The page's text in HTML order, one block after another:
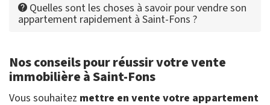
Quelles sont les choses à savoir pour vendre son
appartement rapidement à Saint-Fons ?
Nos conseils pour réussir votre vente
immobilière à Saint-Fons
Vous souhaitez mettre en vente votre appartement